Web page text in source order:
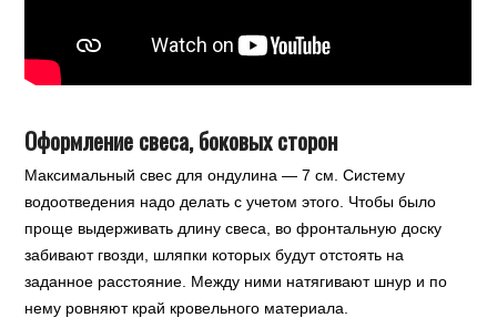
Оформление свеса, боковых сторон
Максимальный свес для ондулина — 7 см. Систему
водоотведения надо делать с учетом этого. Чтобы было
проще выдерживать длину свеса, во фронтальную доску
забивают гвозди, шляпки которых будут отстоять на
заданное расстояние. Между ними натягивают шнур и по
нему ровняют край кровельного материала.